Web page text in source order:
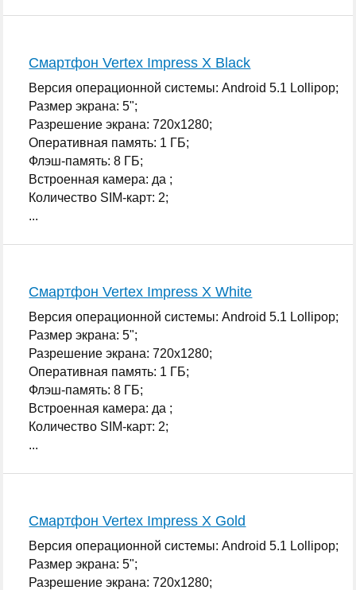
Смартфон Vertex Impress X Black
Версия операционной системы: Android 5.1 Lollipop;
Размер экрана: 5";
Разрешение экрана: 720x1280;
Оперативная память: 1 ГБ;
Флэш-память: 8 ГБ;
Встроенная камера: да ;
Количество SIM-карт: 2;
...
Смартфон Vertex Impress X White
Версия операционной системы: Android 5.1 Lollipop;
Размер экрана: 5";
Разрешение экрана: 720x1280;
Оперативная память: 1 ГБ;
Флэш-память: 8 ГБ;
Встроенная камера: да ;
Количество SIM-карт: 2;
...
Смартфон Vertex Impress X Gold
Версия операционной системы: Android 5.1 Lollipop;
Размер экрана: 5";
Разрешение экрана: 720x1280;